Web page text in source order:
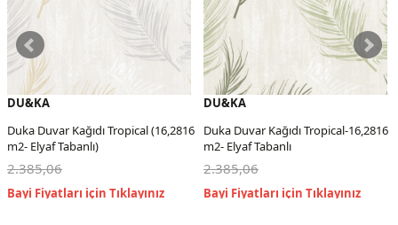
DU&KA
Duka Duvar Kağıdı Tropical (16,2816
m2- Elyaf Tabanlı)
2.385,06
DU&KA
Duka Duvar Kağıdı Tropical-16,2816
m2- Elyaf Tabanlı
2.385,06